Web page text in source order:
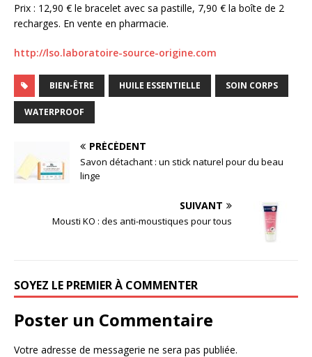
Prix : 12,90 € le bracelet avec sa pastille, 7,90 € la boîte de 2
recharges. En vente en pharmacie.
http://lso.laboratoire-source-origine.com
BIEN-ÊTRE HUILE ESSENTIELLE SOIN CORPS
WATERPROOF
PRÉCÉDENT
Savon détachant : un stick naturel pour du beau
linge
SUIVANT
Mousti KO : des anti-moustiques pour tous
SOYEZ LE PREMIER À COMMENTER
Poster un Commentaire
Votre adresse de messagerie ne sera pas publiée.